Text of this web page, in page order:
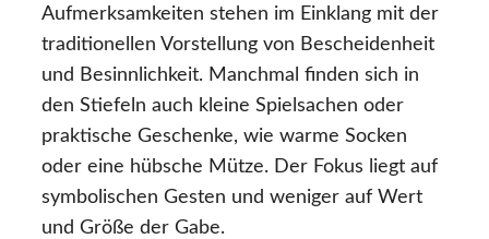
Aufmerksamkeiten stehen im Einklang mit der
traditionellen Vorstellung von Bescheidenheit
und Besinnlichkeit. Manchmal finden sich in
den Stiefeln auch kleine Spielsachen oder
praktische Geschenke, wie warme Socken
oder eine hübsche Mütze. Der Fokus liegt auf
symbolischen Gesten und weniger auf Wert
und Größe der Gabe.